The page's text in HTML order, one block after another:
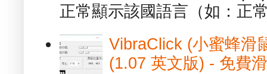
正常顯示該國語言（如：正
VibraClick (小蜜蜂滑
(1.07 英文版) - 免費